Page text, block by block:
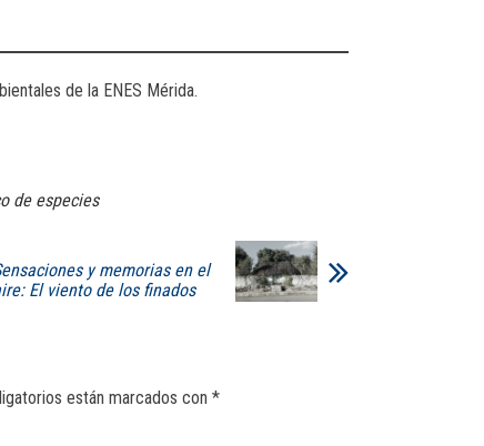
de la ENES Mérida.
de especies
y memorias en el
El viento de los finados
están marcados con *